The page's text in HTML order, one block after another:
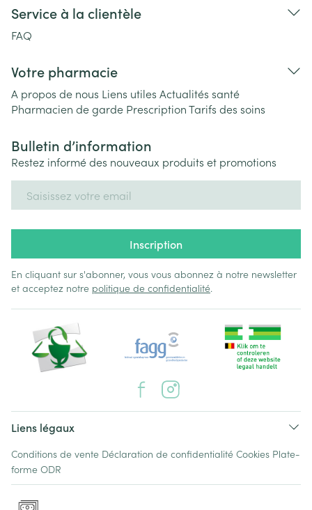
Service à la clientèle
FAQ
Votre pharmacie
A propos de nous Liens utiles Actualités santé
Pharmacien de garde PrescriptionTarifs des soins
Bulletin d’information
Restez informé des nouveaux produits et promotions
Inscription
En cliquant sur s'abonner, vous vous abonnez à notre newsletter
et acceptez notre politique de confidentialité.
Liens légaux
Conditions de vente Déclaration de confidentialité Cookies Plate-
forme ODR